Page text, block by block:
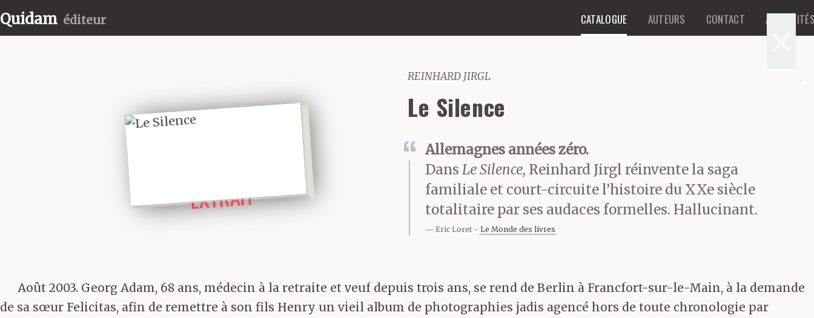
Quidam éditeur CATALOGUE AUTEURS CONTACT
EXTRAIT
REINHARD JIRGL
Le Silence
Allemagnes années zéro.
Dans Le Silence, Reinhard Jirgl réinvente la saga
familiale et court-circuite l’histoire du XXe siècle
totalitaire par ses audaces formelles. Hallucinant.
Eric Loret Le Monde des livres
Août 2003. Georg Adam, 68 ans, médecin à la retraite et veuf depuis trois ans, se rend de Berlin à Francfort-sur-le-Main, à la demande
de sa sœur Felicitas, afin de remettre à son fils Henry un vieil album de photographies jadis agencé hors de toute chronologie par